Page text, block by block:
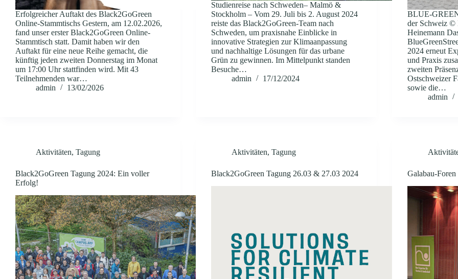
Erfolgreicher Auftakt des Black2GoGreen
Online-Stammtischs Gestern, am 12.02.2026,
fand unser erster Black2GoGreen Online-
Stammtisch statt. Damit haben wir den
Auftakt für eine neue Reihe gemacht, die
künftig jeden zweiten Donnerstag im Monat
um 17:00 Uhr stattfinden wird. Mit 43
Teilnehmenden war…
admin
13/02/2026
Studienreise nach Schweden– Malmö &
Stockholm – Vom 29. Juli bis 2. August 2024
reiste das Black2GoGreen-Team nach
Schweden, um praxisnahe Einblicke in
innovative Strategien zur Klimaanpassung
und nachhaltige Lösungen für das urbane
Grün zu gewinnen. Im Mittelpunkt standen
Besuche…
admin
17/12/2024
BLUE-
der Schweiz
Heinemann
2024 erneut
und Praxis
zweiten
Ostschweizer
sowie die…
admin
Aktivitäten, Tagung
Black2GoGreen Tagung 2024: Ein voller
Erfolg!
Aktivitäten,Tagung
Black2GoGreen Tagung 26.03 & 27.03 2024 Galabau-Foren​